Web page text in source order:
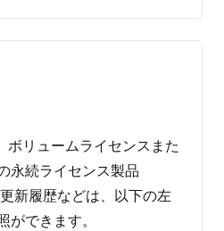
リュームライセンスまた
永続ライセンス製品
新履歴などは、以下の左
できます。